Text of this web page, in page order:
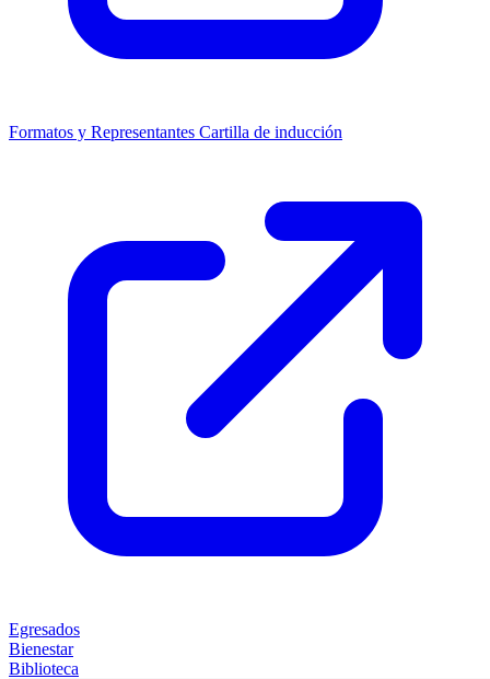
Formatos y Representantes Cartilla de inducción
Egresados
Bienestar
Biblioteca